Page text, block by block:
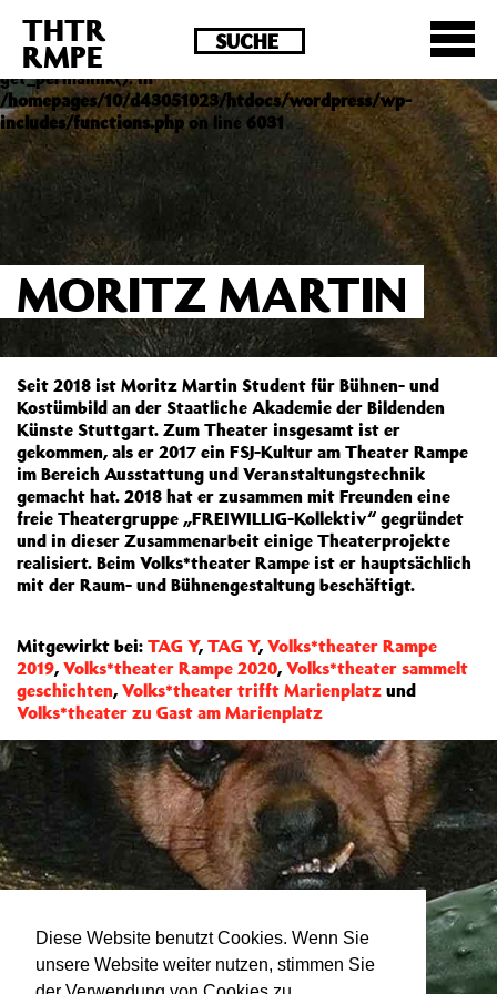
Diese Website benutzt Cookies. Wenn Sie
unsere Website weiter nutzen, stimmen Sie
Deprecated : Die Funktion post_permalink ist seit
Version 4.4.0 veraltet! Verwende stattdessen
get_permalink(). in
/homepages/10/d43051023/htdocs/wordpress/wp-
includes/functions.php on line 6031
THTR
RMPE
MORITZ MARTIN
Seit 2018 ist Moritz Martin Student für Bühnen- und
Kostümbild an der Staatliche Akademie der Bildenden
Künste Stuttgart. Zum Theater insgesamt ist er
gekommen, als er 2017 ein FSJ-Kultur am Theater Rampe
im Bereich Ausstattung und Veranstaltungstechnik
gemacht hat. 2018 hat er zusammen mit Freunden eine
freie Theatergruppe „FREIWILLIG-Kollektiv“ gegründet
und in dieser Zusammenarbeit einige Theaterprojekte
realisiert. Beim Volks*theater Rampe ist er hauptsächlich
mit der Raum- und Bühnengestaltung beschäftigt.
Mitgewirkt bei: TAG Y, TAG Y, Volks*theater Rampe
2019, Volks*theater Rampe 2020, Volks*theater sammelt
geschichten, Volks*theater trifft Marienplatz und
Volks*theater zu Gast am Marienplatz